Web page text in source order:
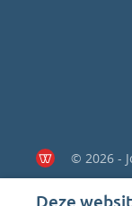
© 2026 -